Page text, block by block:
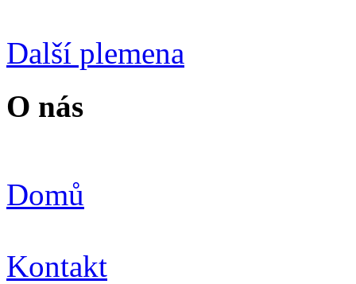
Další plemena
O nás
Domů
Kontakt